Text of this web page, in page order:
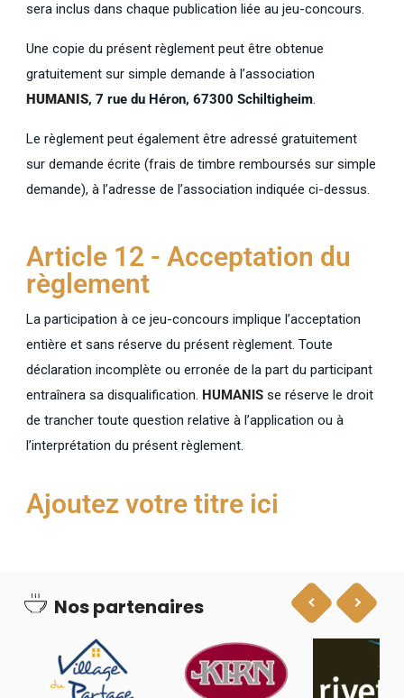
sera inclus dans chaque publication liée au jeu-concours.
Une copie du présent règlement peut être obtenue
gratuitement sur simple demande à l’association
HUMANIS, 7 rue du Héron, 67300 Schiltigheim.
Le règlement peut également être adressé gratuitement
sur demande écrite (frais de timbre remboursés sur simple
demande), à l’adresse de l’association indiquée ci-dessus.
Article 12 - Acceptation du
règlement
La participation à ce jeu-concours implique l’acceptation
entière et sans réserve du présent règlement. Toute
déclaration incomplète ou erronée de la part du participant
entraînera sa disqualification. HUMANISse réserve le droit
de trancher toute question relative à l’application ou à
l’interprétation du présent règlement.
Ajoutez votre titre ici
Nos partenaires